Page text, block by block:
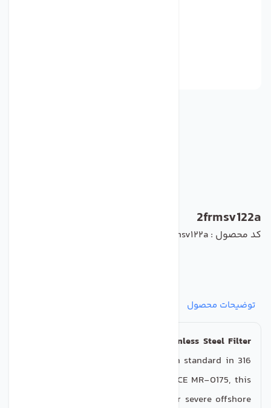
2frmsv122a
کد محصول : 2frmsv122a
توضیحات محصول
Midland ACS Model 3550 - Stainless Steel Filter
is manufactured to a high standard in 316
Stainless Steel and conforms to NACE MR-0175, this
makes the Model 3550 unit ideal for severe offshore